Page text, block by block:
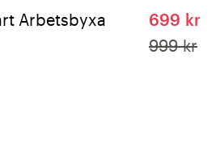
Arbetsbyxa
699 kr
999 kr